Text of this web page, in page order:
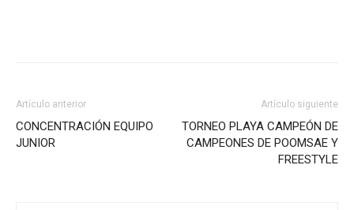
Artículo anterior
CONCENTRACIÓN EQUIPO
JUNIOR
Artículo siguiente
TORNEO PLAYA CAMPEÓN DE
CAMPEONES DE POOMSAE Y
FREESTYLE